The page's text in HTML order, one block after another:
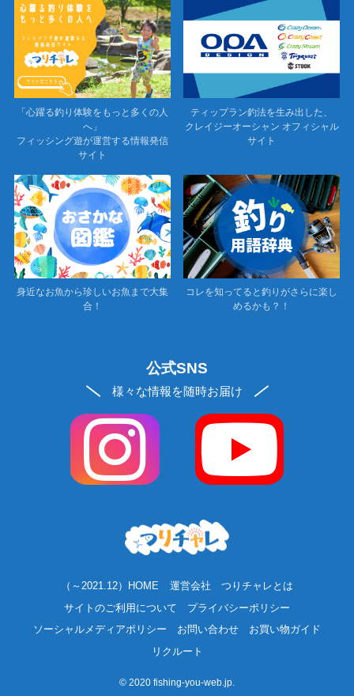
「心躍る釣り体験をもっと多くの人
へ」
フィッシング遊が運営する情報発信
サイト
ティップラン釣法を生み出した、
クレイジーオーシャン オフィシャル
サイト
身近なお魚から珍しいお魚まで大集
合！
コレを知ってると釣りがさらに楽し
めるかも？！
公式SNS
様々な情報を随時お届け
（～2021.12）HOME 運営会社
つりチャレとは
サイトのご利用について
プライバシーポリシー
ソーシャルメディアポリシー
お問い合わせ
お買い物ガイド
リクルート
© 2020 fishing-you-web.jp.